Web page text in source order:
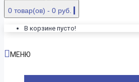
0 товар(ов) - 0 руб.
В корзине пусто!
МЕНЮ